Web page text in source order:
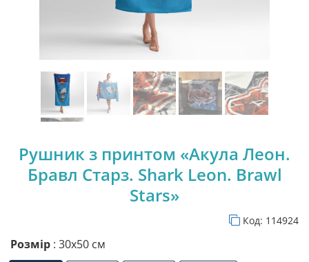
Рушник з принтом «Акула Леон.
Бравл Старз. Shark Leon. Brawl
Stars»
Код: 114924
Розмір : 30х50 см